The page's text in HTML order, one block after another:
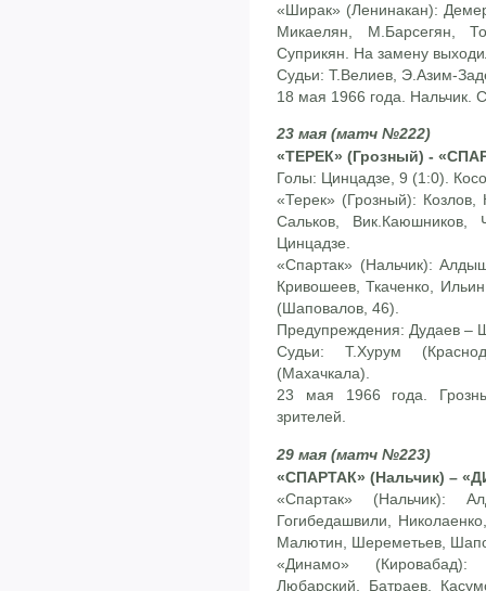
«Ширак» (Ленинакан):
Микаелян, М.Барсегян,
Суприкян. На замену
Судьи: Т.Велиев, Э.Азим-
18 мая 1966 года. Нальчик.
23 мая (матч №222)
«ТЕРЕК» (Грозный) -
Голы: Цинцадзе, 9 (1:0).
«Терек» (Грозный):
Сальков,
Цинцадзе.
«Спартак» (Нальчик):
Кривошеев, Ткаченко,
(Шаповалов, 46).
Предупреждения: Дудаев –
Судьи: Т.Хурум
(Махачкала).
23 мая 1966 года.
зрителей.
29 мая (матч №223)
«СПАРТАК» (Нальчик) –
«Спартак» (Нальчик):
Гогибедашвили,
Малютин, Шереметьев,
«Динамо»
Любарский, Батраев,